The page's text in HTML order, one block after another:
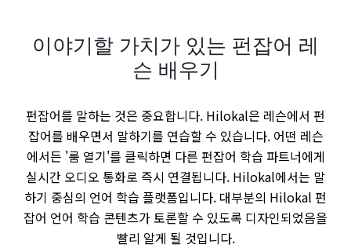
이야기할 가치가 있는 펀잡어 레
슨 배우기
펀잡어를 말하는 것은 중요합니다. Hilokal은 레슨에서 펀
잡어를 배우면서 말하기를 연습할 수 있습니다. 어떤 레슨
에서든 '룸 열기'를 클릭하면 다른 펀잡어 학습 파트너에게
실시간 오디오 통화로 즉시 연결됩니다. Hilokal에서는 말
하기 중심의 언어 학습 플랫폼입니다. 대부분의 Hilokal 펀
잡어 언어 학습 콘텐츠가 토론할 수 있도록 디자인되었음을
빨리 알게 될 것입니다.